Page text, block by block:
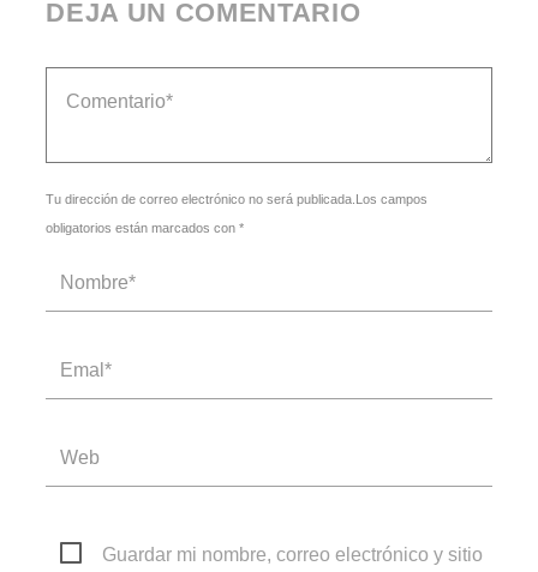
DEJA UN COMENTARIO
Tu dirección de correo electrónico no será publicada.Los campos
obligatorios están marcados con *
Guardar mi nombre, correo electrónico y sitio